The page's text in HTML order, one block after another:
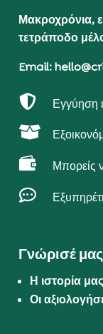
Μακροχρόνια,
τετράποδο
Email:
 Εγγύηση

 Μπορείς

Γνώρισέ μας
Η ιστορία μας
Οι